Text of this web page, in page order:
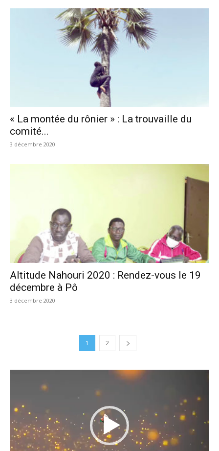
« La montée du rônier » : La trouvaille du
comité...
3 décembre 2020
Altitude Nahouri 2020 : Rendez-vous le 19
décembre à Pô
3 décembre 2020
1 2